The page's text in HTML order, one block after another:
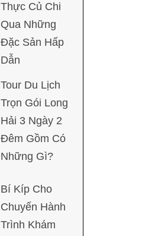
Thực Củ Chi
Qua Những
Đặc Sản Hấp
Dẫn
Tour Du Lịch
Trọn Gói Long
Hải 3 Ngày 2
Đêm Gồm Có
Những Gì?
Bí Kíp Cho
Chuyến Hành
Trình Khám